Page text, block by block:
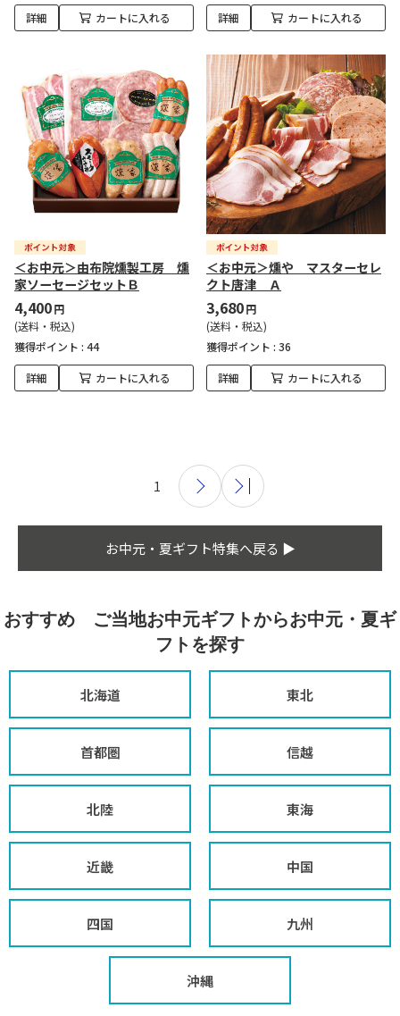
詳細 カートに入れる 詳細 カートに入れる
＜お中元＞由布院燻製工房 燻
家ソーセージセットＢ
4,400円
(送料・税込)
獲得ポイント : 44
詳細 カートに入れる
＜お中元＞燻や マスターセレ
クト唐津 Ａ
3,680円
(送料・税込)
獲得ポイント : 36
詳細 カートに入れる
1
お中元・夏ギフト特集へ戻る ▶
おすすめ ご当地お中元ギフトからお中元・夏ギ
フトを探す
北海道 東北
首都圏 信越
北陸 東海
近畿 中国
四国 九州
沖縄